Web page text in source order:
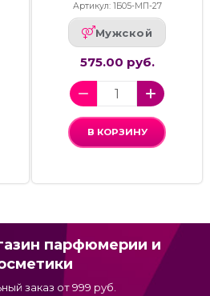
Артикул: 1Б05-МП-27
Мужской
575.00 руб.
В КОРЗИНУ
парфюмерии и
заказ от 999 руб.